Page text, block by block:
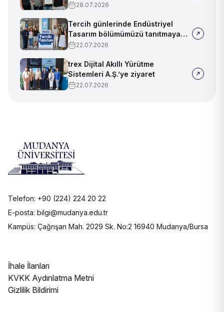
28.07.2026
Tercih günlerinde Endüstriyel
Tasarım bölümümüzü tanıtmaya
devam ediyoruz!
22.07.2026
trex Dijital Akıllı Yürütme
Sistemleri A.Ş.’ye ziyaret
22.07.2026
Telefon: +90 (224) 224 20 22
E-posta: bilgi@mudanya.edu.tr
Kampüs: Çağrışan Mah. 2029 Sk. No:2 16940 Mudanya/Bursa
İhale İlanları
KVKK Aydınlatma Metni
Gizlilik Bildirimi